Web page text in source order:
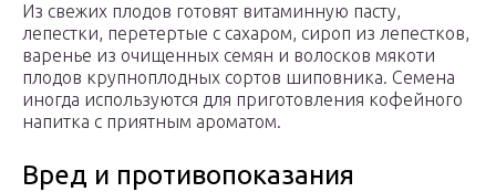
Из свежих плодов готовят витаминную пасту,
лепестки, перетертые с сахаром, сироп из лепестков,
варенье из очищенных семян и волосков мякоти
плодов крупноплодных сортов шиповника. Семена
иногда используются для приготовления кофейного
напитка с приятным ароматом.
Вред и противопоказания